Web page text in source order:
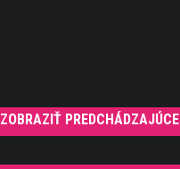
ZOBRAZIŤ PREDCHÁDZAJÚCE